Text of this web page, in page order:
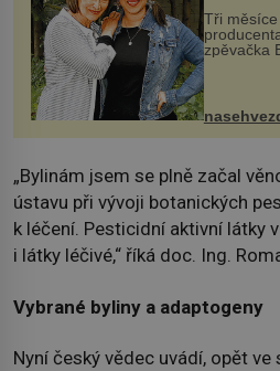
Tři měsíce
zpěvačka
dcera
ozvala veřejnosti.
sdílela, že
„Bylinám jsem se plně začal
ústavu při vývoji botanických
k léčení. Pesticidní aktivní látky
i látky léčivé,“ říká doc. Ing.
Vybrané byliny a adaptogeny
Nyní český vědec uvádí, opět